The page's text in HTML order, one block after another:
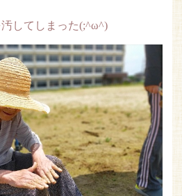
してしまった(;^ω^)